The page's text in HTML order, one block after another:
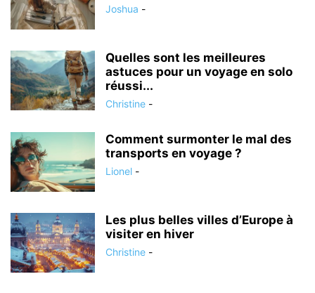
Joshua -
Quelles sont les meilleures
astuces pour un voyage en solo
réussi...
Christine -
Comment surmonter le mal des
transports en voyage ?
Lionel -
Les plus belles villes d’Europe à
visiter en hiver
Christine -